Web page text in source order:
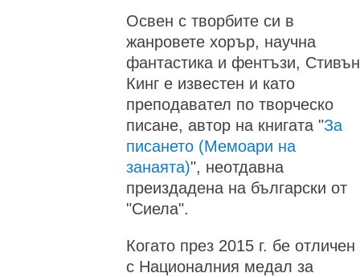
Освен с творбите си в
жанровете хорър, научна
фантастика и фентъзи, Стивън
Кинг е известен и като
преподавател по творческо
писане, автор на книгата "За
писането (Мемоари на
занаята)", неотдавна
преиздадена на български от
"Сиела".
Когато през 2015 г. бе отличен
с Националния медал за